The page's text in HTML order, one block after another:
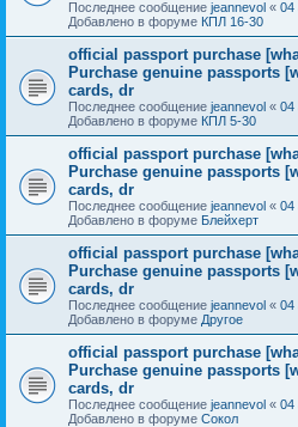
Последнее сообщение jeannevol « 04
Добавлено в форуме КПЛ 16-30
official passport purchase
Purchase genuine passports
cards, dr
Последнее сообщение jeannevol « 04
Добавлено в форуме КПЛ 5-30
official passport purchase
Purchase genuine passports
cards, dr
Последнее сообщение jeannevol « 04
Добавлено в форуме Блейхерт
official passport purchase
Purchase genuine passports
cards, dr
Последнее сообщение jeannevol « 04
Добавлено в форуме Другое
official passport purchase
Purchase genuine passports
cards, dr
Последнее сообщение jeannevol « 04
Добавлено в форуме Сокол